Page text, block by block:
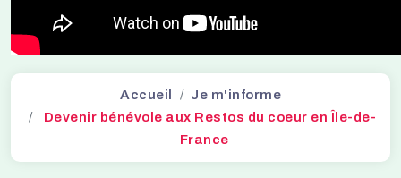
Accueil
Je m'informe
Devenir bénévole aux Restos du coeur en Île-de-
France